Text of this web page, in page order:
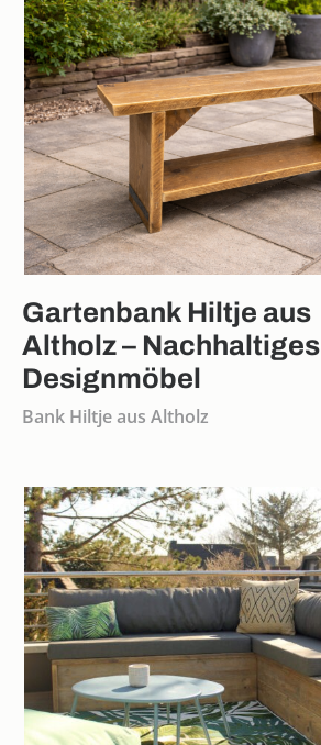
Gartenbank Hiltje aus
Altholz – Nachhaltiges
Designmöbel
Bank Hiltje aus Altholz